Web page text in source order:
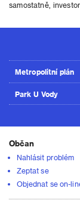
samostatně,
Metropolitní plán
Park U Vody
Občan
Nahlásit problém
Zeptat se
Objednat se on-